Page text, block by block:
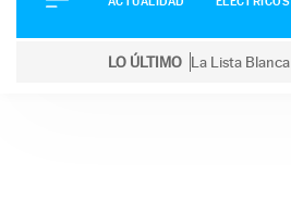
LO ÚLTIMO La Lista